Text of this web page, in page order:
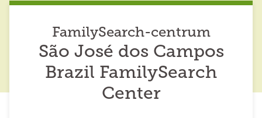
FamilySearch-centrum
São José dos Campos
Brazil FamilySearch
Center